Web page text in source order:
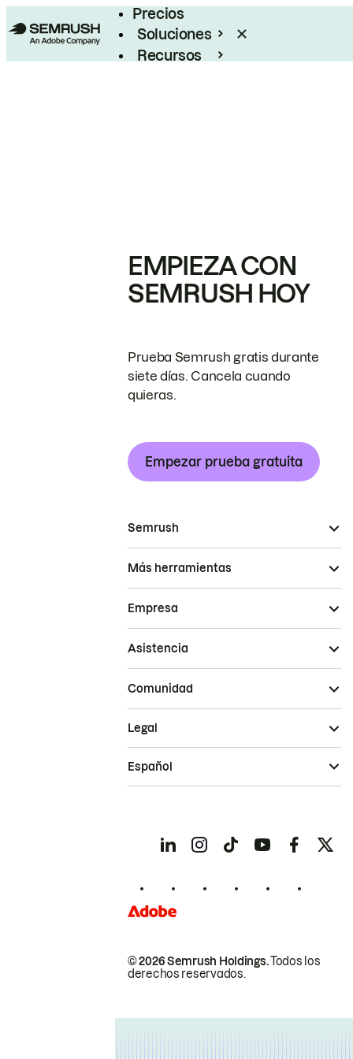
Precios
Soluciones
Recursos
EMPIEZA CON
SEMRUSH HOY
Prueba Semrush gratis durante
siete días. Cancela cuando
quieras.
Empezar prueba gratuita
Semrush
Más herramientas
Empresa
Asistencia
Comunidad
© 2026 Semrush Holdings.Todos los
derechos reservados.
Legal
Español